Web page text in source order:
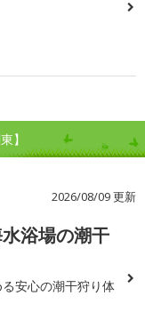
】
2026/08/09 更新
浴場の潮干
安心の潮干狩り体